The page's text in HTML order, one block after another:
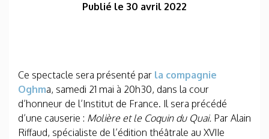
Publié le 30 avril 2022
Ce spectacle sera présenté par la compagnie
Oghma, samedi 21 mai à 20h30, dans la cour
d’honneur de l’Institut de France. Il sera précédé
d’une causerie : Molière et le Coquin du Quai. Par Alain
Riffaud, spécialiste de l’édition théâtrale au XVIIe